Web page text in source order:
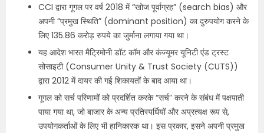
CCI द्वारा गूगल पर वर्ष 2018 में “खोज पूर्वाग्रह” (search bias) और
अपनी “प्रमुख स्थिति” (dominant position) का दुरुपयोग करने के
लिए 135.86 करोड़ रुपये का जुर्माना लगाया गया था।
यह आदेश भारत मैट्रिमोनी डॉट कॉम और कंज्यूमर यूनिटी एंड ट्रस्ट
सोसाइटी (Consumer Unity & Trust Society (CUTS))
द्वारा 2012 में दायर की गई शिकायतों के बाद आया था।
गूगल को सर्च परिणामों को प्रदर्शित करके “सर्च” करने के संबंध में पक्षपाती
पाया गया था, जो बाजार के अन्य प्रतिस्पर्धियों और अप्रत्यक्ष रूप से,
उपयोगकर्ताओं के लिए भी हानिकारक था। इस प्रकार, इसने अपनी प्रमुख